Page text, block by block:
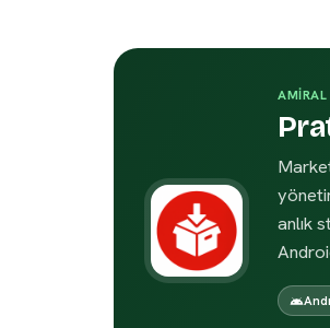
AMIRAL
anlık